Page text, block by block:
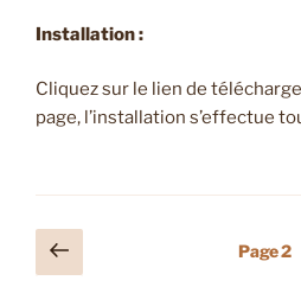
Installation :
Cliquez sur le lien de
page, l’installation s’effectue
Pagination
des
Page
précédente
Page2